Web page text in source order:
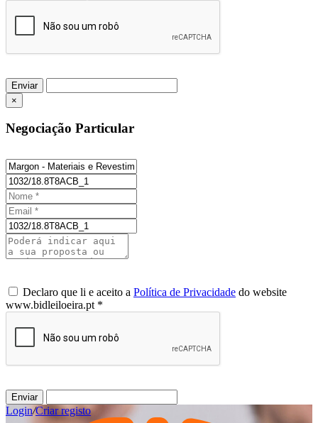
Enviar
×
Negociação Particular
Declaro que li e aceito a Política de Privacidade do website
www.bidleiloeira.pt *
Enviar
Login/Criar registo